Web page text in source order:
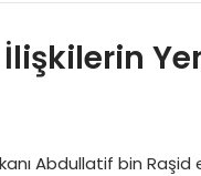
Abdullatif bin